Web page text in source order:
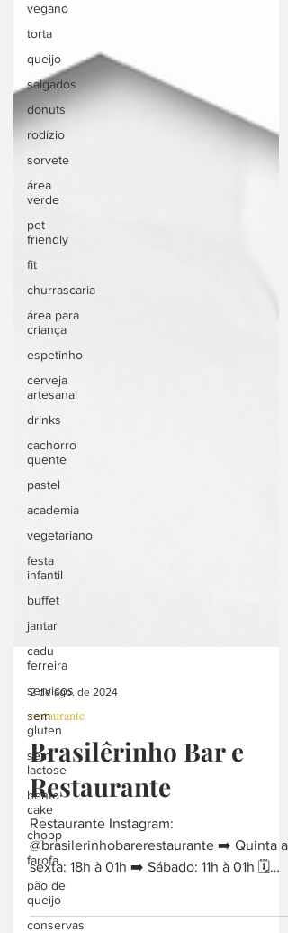
vegano
torta
queijo
salgados
donuts
rodízio
sorvete
área
verde
pet
friendly
fit
churrascaria
área para
criança
espetinho
cerveja
artesanal
drinks
cachorro
quente
pastel
academia
vegetariano
festa
infantil
buffet
jantar
cadu
ferreira
servicos
sem
gluten
sem
lactose
bento
cake
chopp
farofa
pão de
queijo
conservas
2 de ago. de 2024
restaurante
Brasilêrinho Bar e
Restaurante
Restaurante Instagram:
@brasilerinhobarerestaurante ➡️ Quinta a
sexta: 18h à 01h ➡️ Sábado: 11h à 01h 🗓️
Domingo: 11h às 16h Informações...